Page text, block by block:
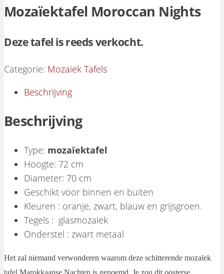
Mozaïektafel Moroccan Nights
Deze tafel is reeds verkocht.
Categorie: Mozaiek Tafels
Beschrijving
Beschrijving
Type: mozaïektafel
Hoogte: 72 cm
Diameter: 70 cm
Geschikt voor binnen en buiten
Kleuren : oranje, zwart, blauw en grijsgroen.
Tegels : glasmozaiek
Onderstel : zwart metaal
Het zal niemand verwonderen waarom deze schitterende mozaïek
tafel Marokkaanse Nachten is genoemd. Je zou dit oosterse